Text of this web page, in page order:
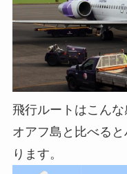
飛行ルートはこんな
オアフ島と比べる
ります。